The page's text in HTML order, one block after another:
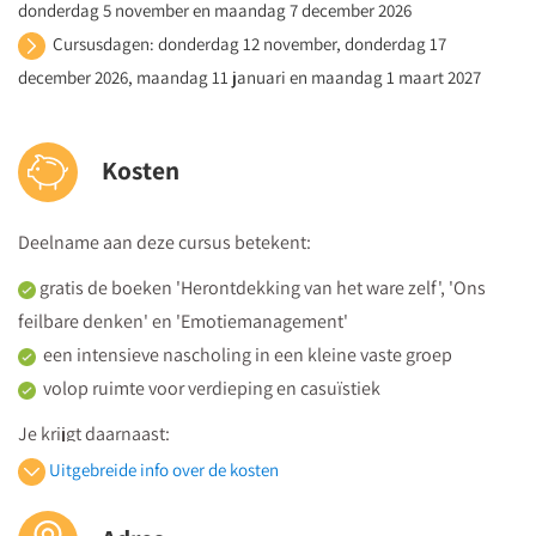
Mediation systemisch inzetten in groepen
met een systemische benadering?
Oefenen: interventietechnieken toepassen om het
conflict in de groep op te lossen
Tijdens de vier cursusdagen ga je aan de slag met casuïstiek.
Denk hierbij aan onderwerpen als:
Lastige gesprekken voeren met werknemers –
disfunctioneren, arbeidsconflicten, re-integratie
Conflicten tussen ouders en leerkracht/docent
Conflicten in teams/groepen
donderdag 5 november en maandag 7 december 2026
Cursusdagen: donderdag 12 november, donderdag 17
december 2026, maandag 11 januari en maandag 1 maart 2027
Kosten
Deelname aan deze cursus betekent:
gratis de boeken 'Herontdekking van het ware zelf', 'Ons
feilbare denken' en 'Emotiemanagement'
een intensieve nascholing in een kleine vaste groep
volop ruimte voor verdieping en casuïstiek
Je krijgt daarnaast:
hand-outs met de presentaties van de spreker
een persoonlijk certificaat van deelname
Uitgebreide info over de kosten